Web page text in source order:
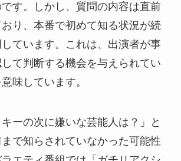
す。しかし、質問の内容は直前
り、本番で初めて知る状況が続
ています。これは、出演者が事
て判断する機会を与えられてい
味しています。
ーの次に嫌いな芸能人は？」と
で知らされていなかった可能性